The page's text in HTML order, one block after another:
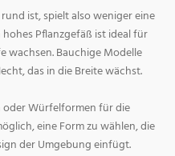
ist, spielt also weniger eine
Pflanzgefäß ist ideal für
wachsen. Bauchige Modelle
das in die Breite wächst.
oder Würfelformen für die
eine Form zu wählen, die
der Umgebung einfügt.